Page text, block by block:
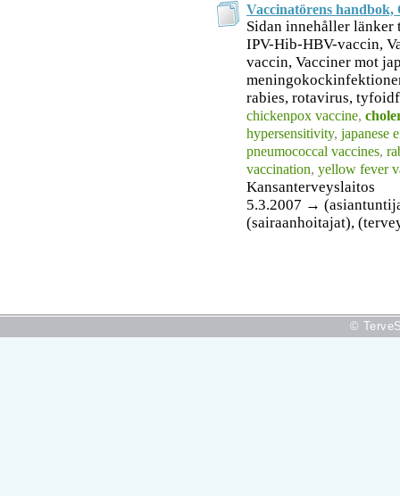
Vaccinatörens handbok,
Sidan innehåller
IPV-Hib-HBV-vaccin,
vaccin, Vacciner mot
rabies, rotavirus,
chickenpox vaccine,
hypersensitivity, japanese
pneumococcal vaccines,
vaccination, yellow fever
Kansanterveyslaitos
5.3.2007 →
(sairaanhoitajat),
©